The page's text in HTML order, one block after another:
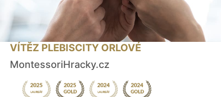
VÍTĚZ PLEBISCITY ORLOVÉ
MontessoriHracky.cz